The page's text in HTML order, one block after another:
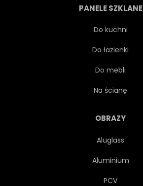
DZIKI
PANELE SZKLANE
Do kuchni
Do łazienki
Do mebli
Na ścianę
OBRAZY
Aluglass
Aluminium
PCV